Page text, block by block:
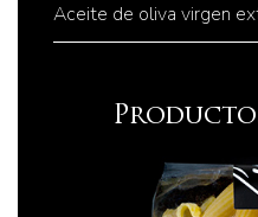
Aceite de oliva virgen